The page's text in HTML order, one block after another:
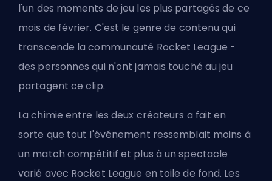
l'un des moments de jeu les plus partagés de ce
mois de février. C'est le genre de contenu qui
transcende la communauté Rocket League -
des personnes qui n'ont jamais touché au jeu
partagent ce clip.
La chimie entre les deux créateurs a fait en
sorte que tout l'événement ressemblait moins à
un match compétitif et plus à un spectacle
varié avec Rocket League en toile de fond. Les